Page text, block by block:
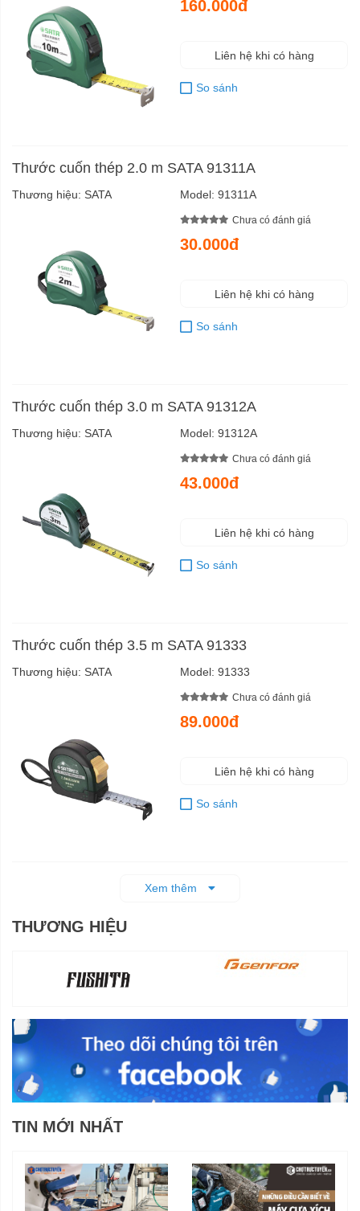
160.000đ
Liên hệ khi có hàng
So sánh
Thước cuốn thép 2.0 m SATA 91311A
Thương hiệu: SATA Model: 91311A
Chưa có đánh giá
30.000đ
Liên hệ khi có hàng
So sánh
Thước cuốn thép 3.0 m SATA 91312A
Thương hiệu: SATA Model: 91312A
Chưa có đánh giá
43.000đ
Liên hệ khi có hàng
So sánh
Thước cuốn thép 3.5 m SATA 91333
Thương hiệu: SATA Model: 91333
Chưa có đánh giá
89.000đ
Liên hệ khi có hàng
So sánh
Xem thêm
THƯƠNG HIỆU
TIN MỚI NHẤT